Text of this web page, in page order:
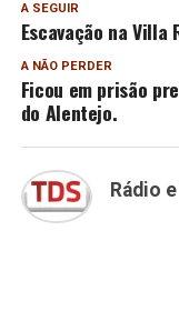
A SEGUIR
Escavação na
A NÃO PERDER
Ficou em prisão
do Alentejo.
Rádio